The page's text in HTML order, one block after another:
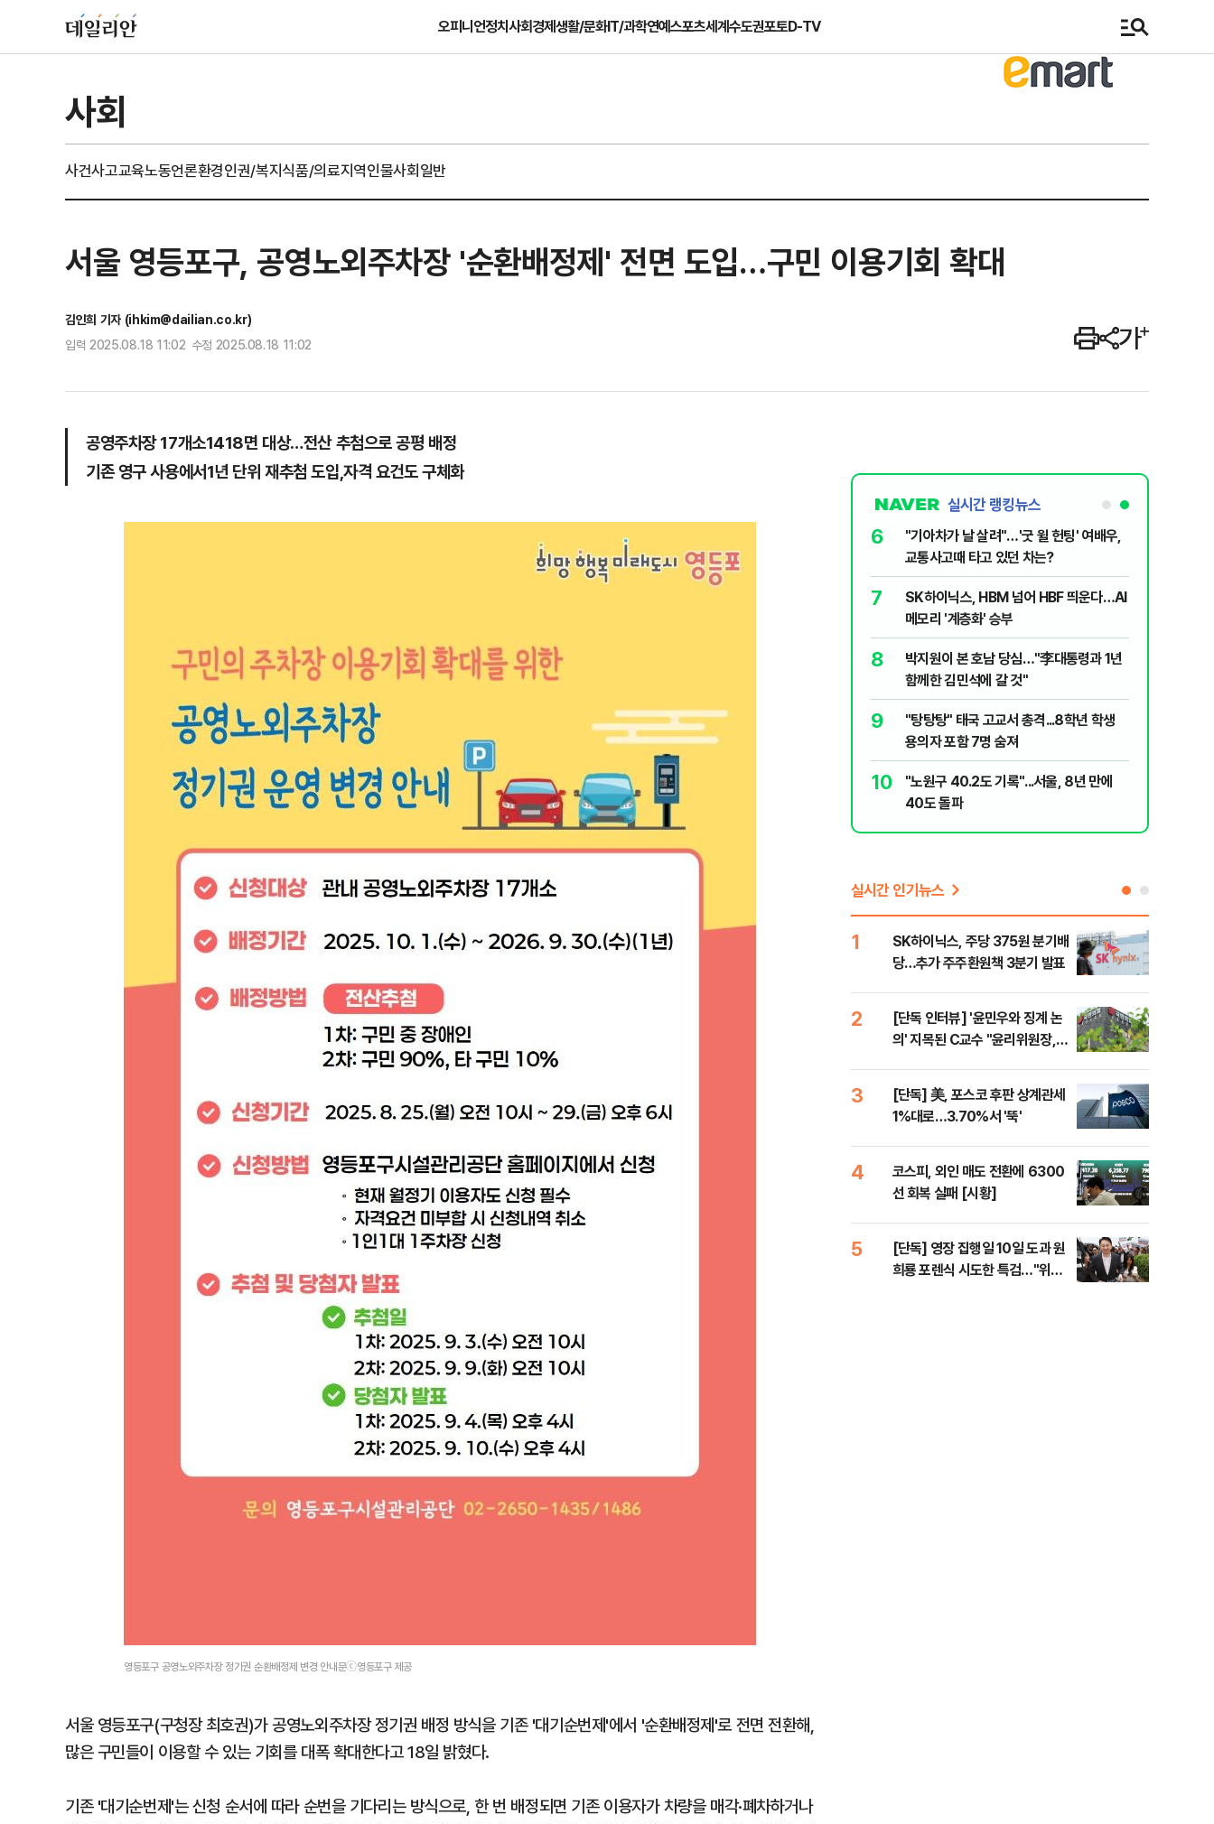
오피니언정치사회경제생활/문화IT/과학연예스포츠세계수도권포토D-TV
사회
사건사고교육노동언론환경인권/복지식품/의료지역인물사회일반
서울 영등포구, 공영노외주차장 '순환배정제' 전면 도입…구민 이용기회 확대
김인희 기자 (ihkim@dailian.co.kr)
입력 2025.08.18 11:02 수정 2025.08.18 11:02
공영주차장 17개소1418면 대상…전산 추첨으로 공평 배정
기존 영구 사용에서1년 단위 재추첨 도입,자격 요건도 구체화
영등포구 공영노외주차장 정기권 순환배정제 변경 안내문ⓒ영등포구 제공
서울 영등포구(구청장 최호권)가 공영노외주차장 정기권 배정 방식을 기존 '대기순번제'에서 '순환배정제'로 전면 전환해,
많은 구민들이 이용할 수 있는 기회를 대폭 확대한다고 18일 밝혔다.
기존 '대기순번제'는 신청 순서에 따라 순번을 기다리는 방식으로, 한 번 배정되면 기존 이용자가 차량을 매각·폐차하거나
실시간 랭킹뉴스
1
법사위원들 "즉시 대법관 제청하라"
4
[속보] 노원구 40.2도…서울, 2018년 이
후 첫 40도
5
[단독 인터뷰] '윤민우와 징계 논의' 지목
된 C교수 "윤리위원장, 외부와 논의 잘못
된 행위"
6
"기아차가 날 살려"…'굿 윌 헌팅' 여배우,
교통사고때 타고 있던 차는?
7
SK하이닉스, HBM 넘어 HBF 띄운다…AI
메모리 '계층화' 승부
8
박지원이 본 호남 당심…"李대통령과 1년
함께한 김민석에 갈 것"
9
"탕탕탕" 태국 고교서 총격...8학년 학생
용의자 포함 7명 숨져
10
"노원구 40.2도 기록"...서울, 8년 만에
40도 돌파
실시간 인기뉴스
1
SK하이닉스, 주당 375원 분기배
당…추가 주주환원책 3분기 발표
2
[단독 인터뷰] '윤민우와 징계 논
의' 지목된 C교수 "윤리위원장,
3
[단독] 美, 포스코 후판 상계관세
1%대로…3.70%서 '뚝'
4
코스피, 외인 매도 전환에 6300
선 회복 실패 [시황]
5
[단독] 영장 집행일 10일 도과 원
희룡 포렌식 시도한 특검…"위법